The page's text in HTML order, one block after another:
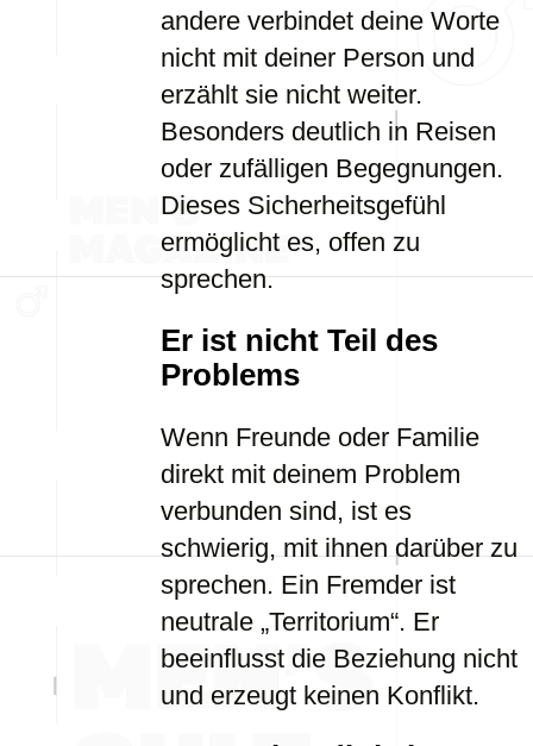
andere verbindet deine Worte
nicht mit deiner Person und
erzählt sie nicht weiter.
Besonders deutlich in Reisen
oder zufälligen Begegnungen.
Dieses Sicherheitsgefühl
ermöglicht es, offen zu
sprechen.
Er ist nicht Teil des
Problems
Wenn Freunde oder Familie
direkt mit deinem Problem
verbunden sind, ist es
schwierig, mit ihnen darüber zu
sprechen. Ein Fremder ist
neutrale „Territorium“. Er
beeinflusst die Beziehung nicht
und erzeugt keinen Konflikt.